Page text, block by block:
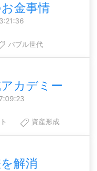
金事情
バブル世代
カデミー
資産形成
解消